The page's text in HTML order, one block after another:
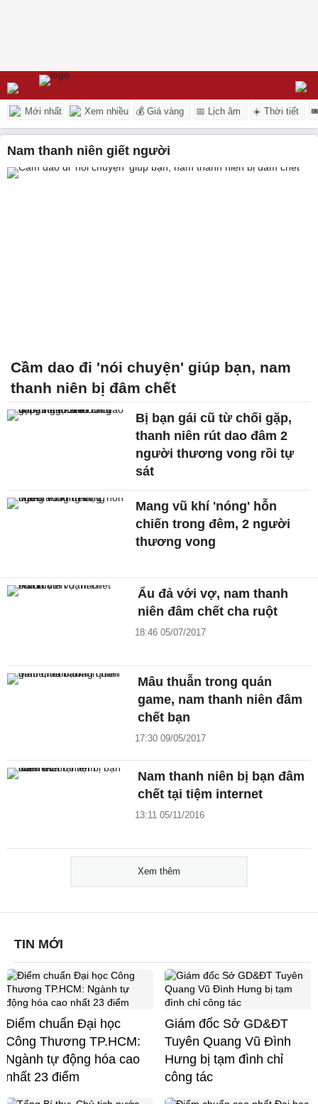
Mới nhất Xem nhiều 💰 Giá vàng 📅 Lịch âm ☀️ Thời tiết
nam thanh niên giết người
Cầm dao đi 'nói chuyện' giúp bạn, nam
thanh niên bị đâm chết
Bị bạn gái cũ từ chối gặp,
thanh niên rút dao đâm 2
người thương vong rồi tự
sát
Mang vũ khí 'nóng' hỗn
chiến trong đêm, 2 người
thương vong
Ẩu đả với vợ, nam thanh
niên đâm chết cha ruột
18:46 05/07/2017
Mâu thuẫn trong quán
game, nam thanh niên đâm
chết bạn
17:30 09/05/2017
Nam thanh niên bị bạn đâm
chết tại tiệm internet
13:11 05/11/2016
Xem thêm
TIN MỚI
Điểm chuẩn Đại học
Công Thương TP.HCM:
Ngành tự động hóa cao
nhất 23 điểm
Giám đốc Sở GD&ĐT
Tuyên Quang Vũ Đình
Hưng bị tạm đình chỉ
công tác